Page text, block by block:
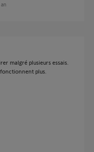
malgré plusieurs essais.
plus.